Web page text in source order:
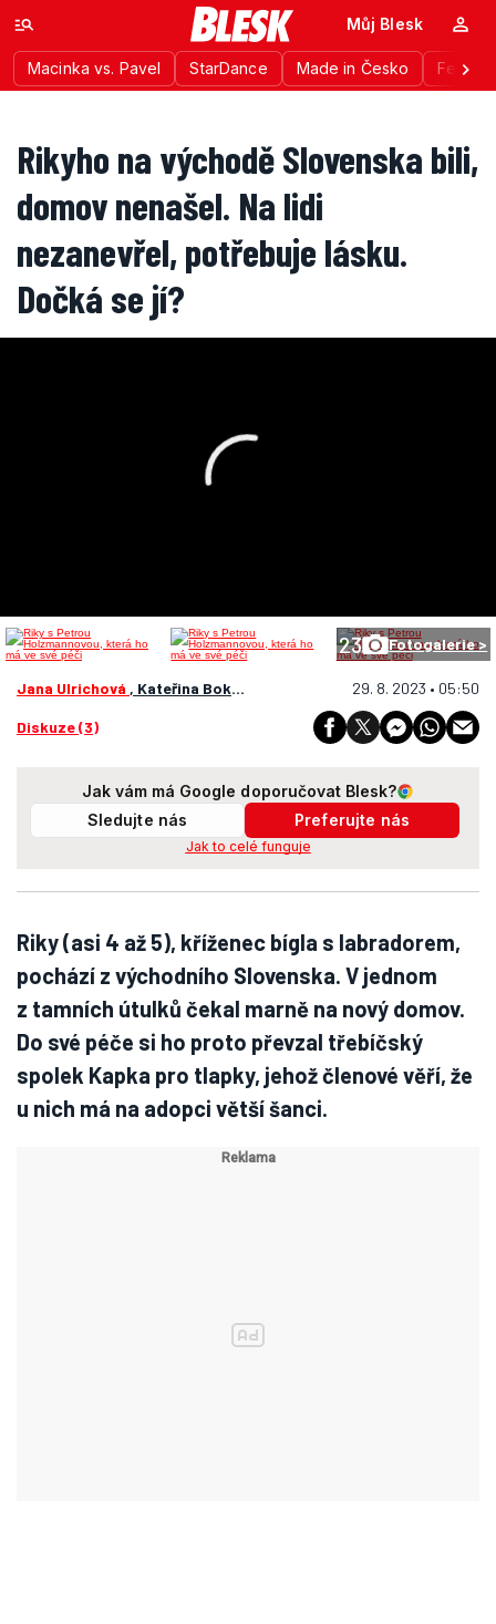
Macinka vs. Pavel StarDance Made in Česko
Můj Blesk
Rikyho na východě Slovenska bili,
domov nenašel. Na lidi
nezanevřel, potřebuje lásku.
Dočká se jí?
23 Fotogalerie >
Jana Ulrichová , Kateřina Bokrová Lang 29. 8. 2023 • 05:50
Diskuze (3)
Jak vám má Google doporučovat Blesk?
Sledujte nás
Preferujte nás
Jak to celé funguje
Riky (asi 4 až 5), kříženec bígla s labradorem,
pochází z východního Slovenska. V jednom
z tamních útulků čekal marně na nový domov.
Do své péče si ho proto převzal třebíčský
spolek Kapka pro tlapky, jehož členové věří, že
u nich má na adopci větší šanci.